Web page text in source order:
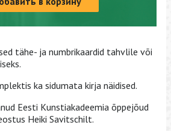
tähe- ja numbrikaardid tahvlile või
ka sidumata kirja näidised.
Eesti Kunstiakadeemia õppejõud
Heiki Savitschilt.